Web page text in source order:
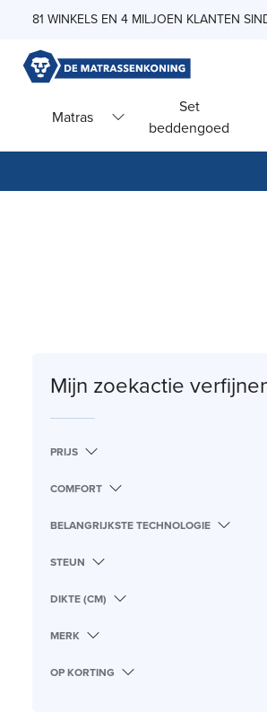
Skip to Content
81 WINKELS EN 4 MILJOEN KLANTEN
Matras
Set
beddengoed
Mijn zoekactie
PRIJS
COMFORT
BELANGRIJKSTE TECHNOLOGIE
STEUN
DIKTE (CM)
MERK
OP KORTING